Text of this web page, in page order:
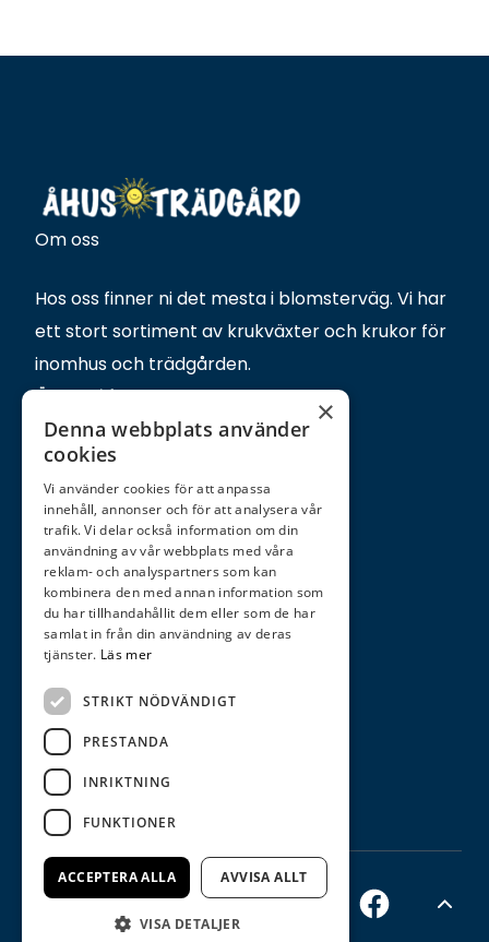
Om oss
Hos oss finner ni det mesta i blomsterväg. Vi har
ett stort sortiment av krukväxter och krukor för
inomhus och trädgården.
Öppettider
Mån - fre 09.30 - 18.00
Lör - 09.30 - 14.00
Sön - 10.00-14.00
Kontakt
Åhus Trädgard
044-24 01 04
Norregatan 51 • Åhus
facebook
×
Denna webbplats använder
cookies
Vi använder cookies för att anpassa
innehåll, annonser och för att analysera vår
trafik. Vi delar också information om din
användning av vår webbplats med våra
reklam- och analyspartners som kan
kombinera den med annan information som
du har tillhandahållit dem eller som de har
samlat in från din användning av deras
tjänster. Läs mer
STRIKT NÖDVÄNDIGT
PRESTANDA
INRIKTNING
FUNKTIONER
ACCEPTERA ALLA AVVISA ALLT
VISA DETALJER